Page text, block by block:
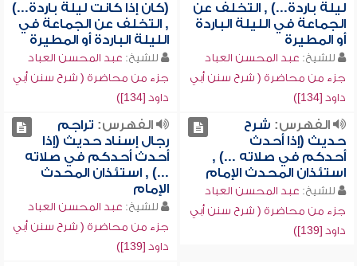
ليلة باردة...) , التخلف عن
الجماعة في الليلة الباردة
أو المطيرة
للشيخ: عبد المحسن العباد
جزء من محاضرة ( شرح سنن أبي
داود [134])
(كان إذا كانت ليلة باردة...)
, التخلف عن الجماعة في
الليلة الباردة أو المطيرة
للشيخ: عبد المحسن العباد
جزء من محاضرة ( شرح سنن أبي
داود [134])
الفهرس: شرح
حديث (إذا أحدث
أحدكم في صلاته ...) ,
استئذان المحدث الإمام
للشيخ: عبد المحسن العباد
جزء من محاضرة ( شرح سنن أبي
داود [139])
الفهرس: تراجم
رجال إسناد حديث (إذا
أحدث أحدكم في صلاته
...) , استئذان المحدث
الإمام
للشيخ: عبد المحسن العباد
جزء من محاضرة ( شرح سنن أبي
داود [139])